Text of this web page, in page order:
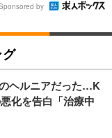
by
グ
ヘルニアだった…K
化を告白「治療中